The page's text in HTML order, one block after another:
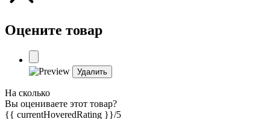
Оцените товар
Удалить
На сколько
Вы оцениваете этот товар?
{{ currentHoveredRating }}/5